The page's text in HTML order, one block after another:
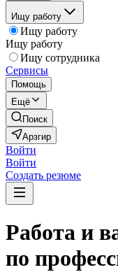
Ищу работу
Ищу работу
Ищу работу
Ищу сотрудника
Сервисы
Помощь
Ещё
Поиск
Арзгир
Войти
Войти
Создать резюме
Работа и
по